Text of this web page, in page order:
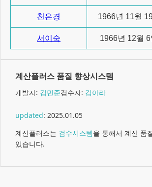
천은경 1966년 11월
서이숙 1966년 12월 6
계산플러스 품질 향상시스템
개발자: 김민준검수자: 김아라
updated: 2025.01.05
계산플러스는 검수시스템을 통해서 계산 품
있습니다.